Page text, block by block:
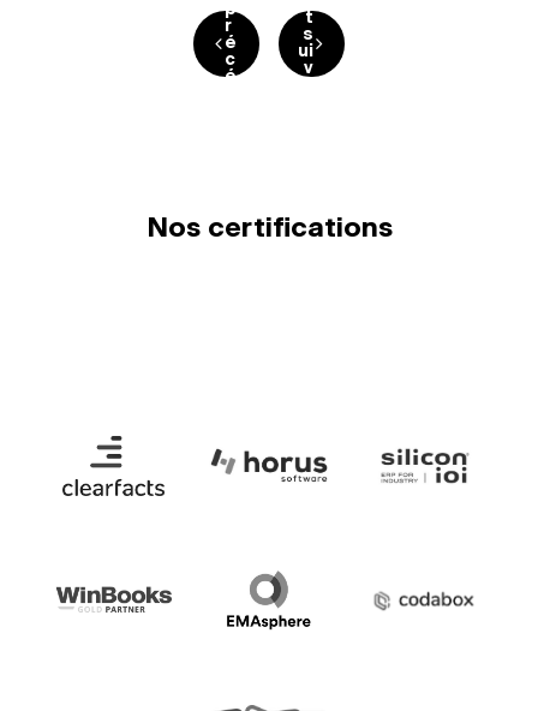
Navigation de l’article
p
r
é
c
é
t
s
ui
v
Nos certifications